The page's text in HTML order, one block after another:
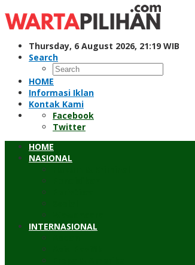
to
content
Thursday, 6 August 2026, 21:19 WIB
Search
HOME
Informasi Iklan
Kontak Kami
Facebook
Twitter
HOME
NASIONAL
INTERNASIONAL